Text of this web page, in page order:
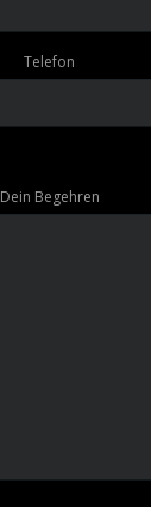
Telefon
Dein Begehren